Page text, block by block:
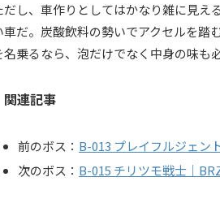
だし、車作りとしてはかなり雑に見え
車だ。炭酸飲料の勢いでアクセルを踏
名乗るなら、泡だけでなく中身の味も
関連記事
前のボス： B-013 プレイフルジェン
次のボス： B-015 チリツモ戦士｜